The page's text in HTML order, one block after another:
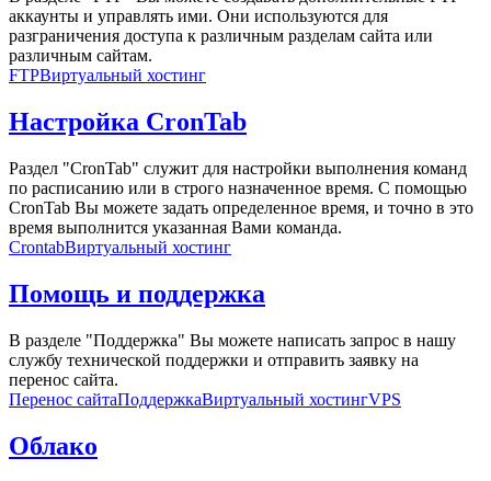
аккаунты и управлять ими. Они используются для
разграничения доступа к различным разделам сайта или
различным сайтам.
FTPВиртуальный хостинг
Настройка CronTab
Раздел "CronTab" служит для настройки выполнения команд
по расписанию или в строго назначенное время. С помощью
CronTab Вы можете задать определенное время, и точно в это
время выполнится указанная Вами команда.
CrontabВиртуальный хостинг
Помощь и поддержка
В разделе "Поддержка" Вы можете написать запрос в нашу
службу технической поддержки и отправить заявку на
перенос сайта.
Перенос сайтаПоддержкаВиртуальный хостингVPS
Облако